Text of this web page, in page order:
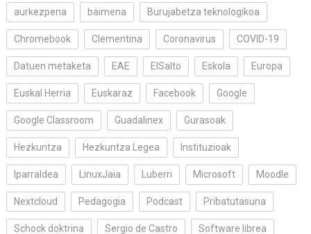
aurkezpena baimena Burujabetza teknologikoa
Chromebook Clementina Coronavirus COVID-19
Datuen metaketa EAE ElSalto Eskola Europa
Euskal Herria Euskaraz Facebook Google
Google Classroom Guadalinex Gurasoak
Hezkuntza Hezkuntza Legea Instituzioak
Iparraldea LinuxJaia Luberri Microsoft Moodle
Nextcloud Pedagogia Podcast Pribatutasuna
Schock doktrina Sergio de Castro Software librea